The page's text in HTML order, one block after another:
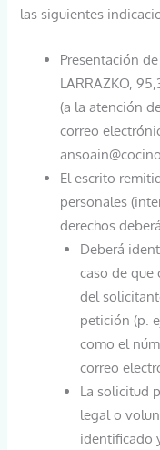
las siguientes
Presentación
LARRAZKO,
(a la atención
correo
El escrito
personales
derechos
Deberá
caso de que
del
petición (p.
como el
correo
La solicitud
legal o
identificado